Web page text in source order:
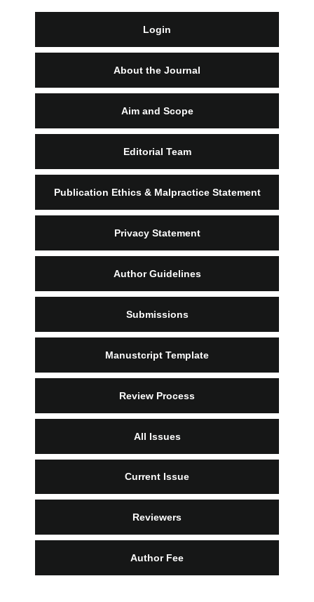
Login
About the Journal
Aim and Scope
Editorial Team
Publication Ethics & Malpractice Statement
Privacy Statement
Author Guidelines
Submissions
Manustcript Template
Review Process
All Issues
Current Issue
Reviewers
Author Fee